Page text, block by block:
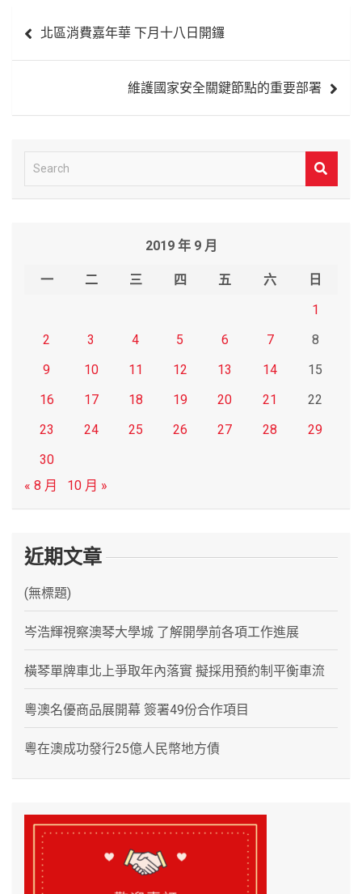
章
北區消費嘉年華 下月十八日開鑼
維護國家安全關鍵節點的重要部署
e
2019 年 9 月
一 二 三 四 五 六
日
1
2
3 4 5 6 7
8
9
10 11 12 13 14
15
16
17 18 19 20 21
22
23
24 25 26 27 28
29
30
« 8 月
10 月 »
近期文章
(無標題)
岑浩輝視察澳琴大學城 了解開學前各項工作進展
橫琴單牌車北上爭取年內落實 擬採用預約制平衡車流
粵澳名優商品展開幕 簽署49份合作項目
粵在澳成功發行25億人民幣地方債